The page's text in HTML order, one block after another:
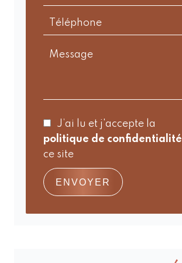
J’ai lu et j'accepte la
politique de confidentialité
ce site
ENVOYER